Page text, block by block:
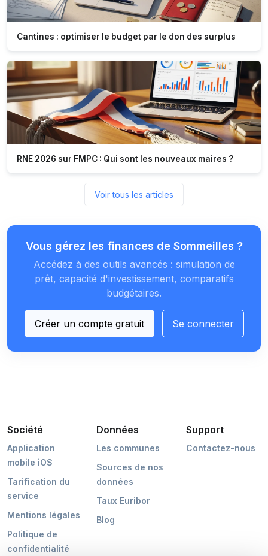
Cantines : optimiser le budget par le don des surplus
RNE 2026 sur FMPC : Qui sont les nouveaux maires ?
Voir tous les articles
Vous gérez les finances de Sommeilles ?
Accédez à des outils avancés : simulation de
prêt, capacité d'investissement, comparatifs
budgétaires.
Créer un compte gratuit Se connecter
Société
Application
mobile iOS
Tarification du
service
Mentions légales
Politique de
confidentialité
Données
Les communes
Sources de nos
données
Taux Euribor
Blog
Support
Contactez-nous